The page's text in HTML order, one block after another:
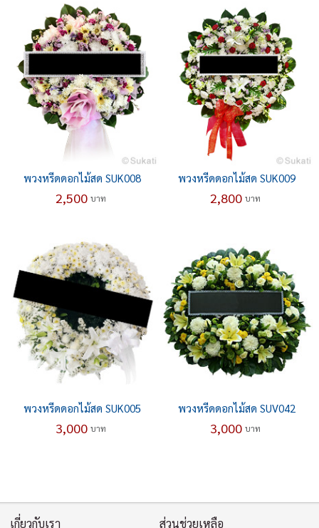
พวงหรีดดอกไม้สด SUK008
2,500 บาท
พวงหรีดดอกไม้สด SUK009
2,800 บาท
พวงหรีดดอกไม้สด SUK005
3,000 บาท
พวงหรีดดอกไม้สด SUV042
3,000 บาท
เกี่ยวกับเรา ส่วนช่วยเหลือ